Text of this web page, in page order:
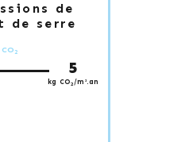
de
de serre
2
5
kg CO2/m².an